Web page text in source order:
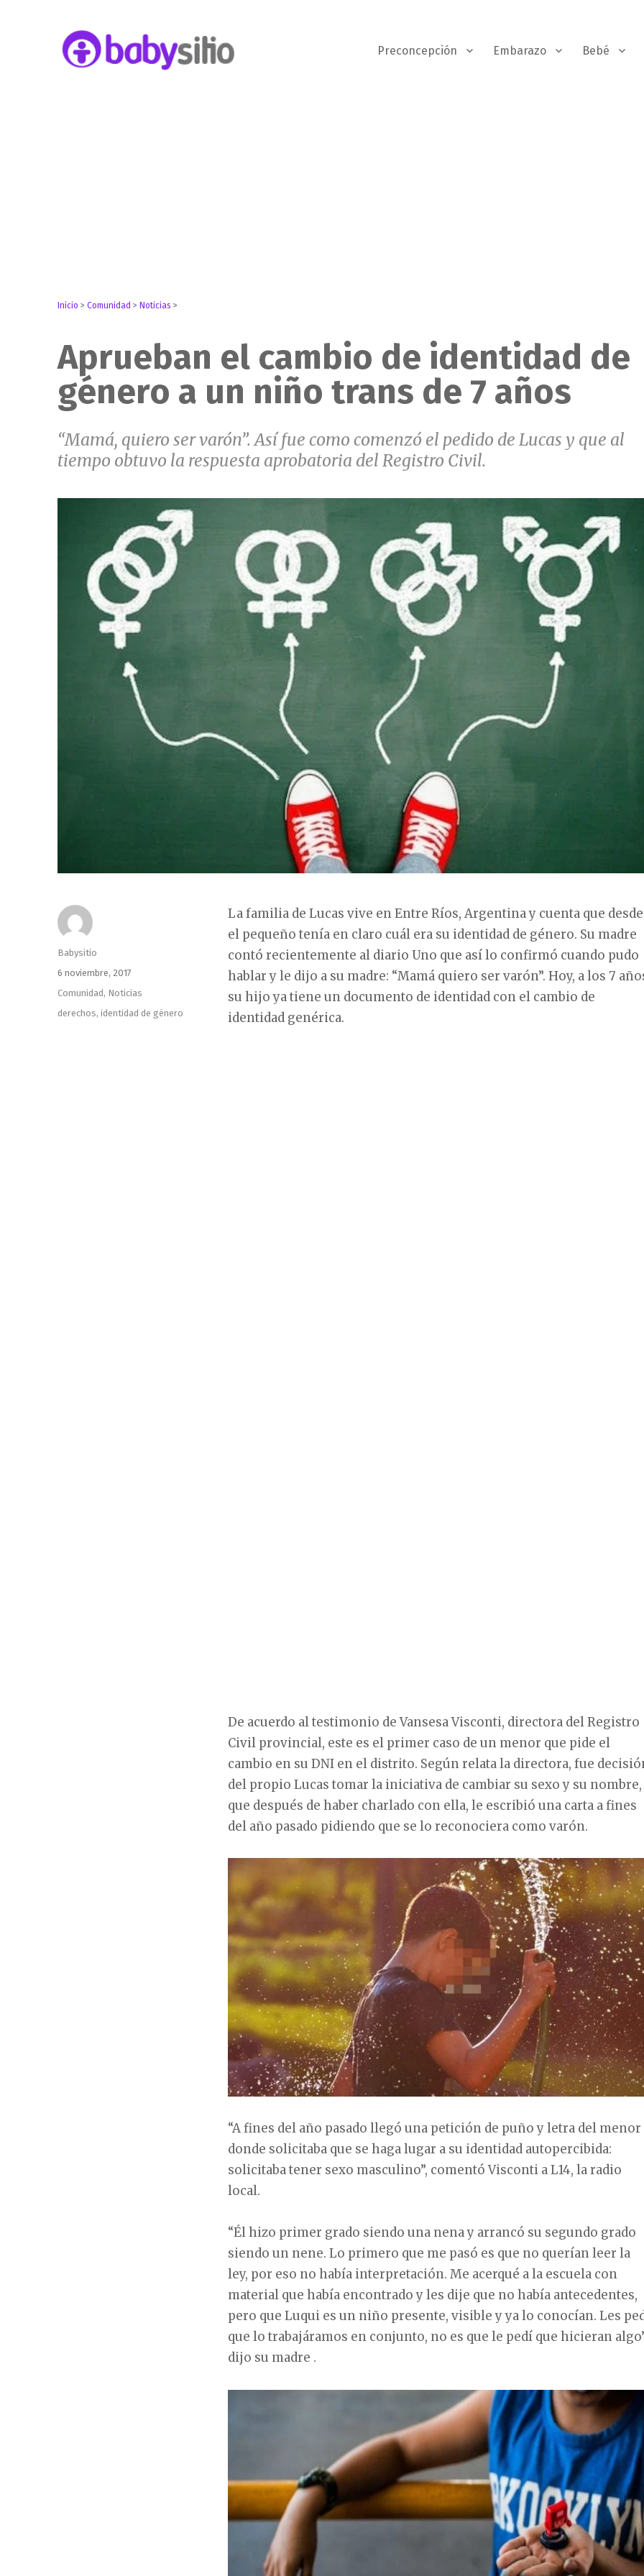
Preconcepción Embarazo Bebé
Inicio >Comunidad > Noticias >
Aprueban el cambio de identidad de
género a un niño trans de 7 años
“Mamá, quiero ser varón”. Así fue como comenzó el pedido de Lucas y que al
tiempo obtuvo la respuesta aprobatoria del Registro Civil.
La familia de Lucas vive en Entre Ríos, Argentina y cuenta que desde
el pequeño tenía en claro cuál era su identidad de género. Su madre
contó recientemente al diario Uno que así lo confirmó cuando pudo
hablar y le dijo a su madre: “Mamá quiero ser varón”. Hoy, a los 7
su hijo ya tiene un documento de identidad con el cambio de
identidad genérica.
De acuerdo al testimonio de Vansesa Visconti, directora del Registro
Civil provincial, este es el primer caso de un menor que pide el
cambio en su DNI en el distrito. Según relata la directora, fue
del propio Lucas tomar la iniciativa de cambiar su sexo y su nombre,
que después de haber charlado con ella, le escribió una carta a fines
del año pasado pidiendo que se lo reconociera como varón.
“A fines del año pasado llegó una petición de puño y letra del menor
donde solicitaba que se haga lugar a su identidad autopercibida:
solicitaba tener sexo masculino”, comentó Visconti a L14, la radio
local.
“Él hizo primer grado siendo una nena y arrancó su segundo grado
siendo un nene. Lo primero que me pasó es que no querían leer la
ley, por eso no había interpretación. Me acerqué a la escuela con
material que había encontrado y les dije que no había antecedentes,
pero que Luqui es un niño presente, visible y ya lo conocían. Les
que lo trabajáramos en conjunto, no es que le pedí que hicieran
dijo su madre .
Autor
Babysitio
Publicado
6 noviembre, 2017
Categorías
Comunidad, Noticias
Etiquetas
derechos,identidad de género